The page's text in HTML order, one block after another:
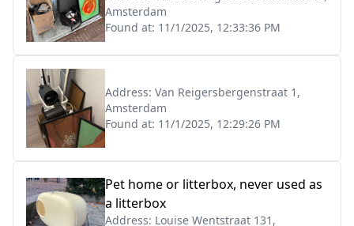
Amsterdam
Found at: 11/1/2025, 12:33:36 PM
Address: Van Reigersbergenstraat 1,
Amsterdam
Found at: 11/1/2025, 12:29:26 PM
Pet home or litterbox, never used as
a litterbox
Address: Louise Wentstraat 131,